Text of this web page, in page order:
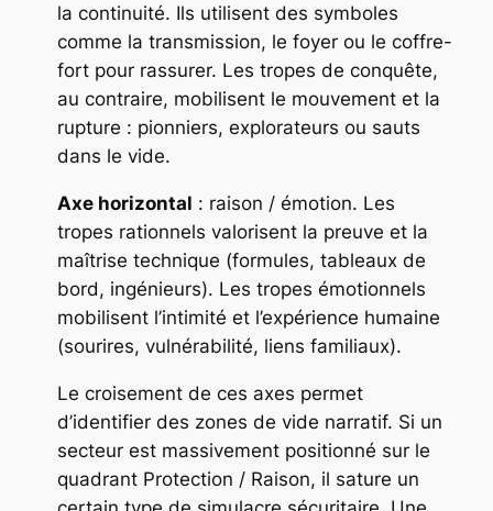
la continuité. Ils utilisent des symboles
comme la transmission, le foyer ou le coffre-
fort pour rassurer. Les tropes de conquête,
au contraire, mobilisent le mouvement et la
rupture : pionniers, explorateurs ou sauts
dans le vide.
Axe horizontal : raison / émotion. Les
tropes rationnels valorisent la preuve et la
maîtrise technique (formules, tableaux de
bord, ingénieurs). Les tropes émotionnels
mobilisent l’intimité et l’expérience humaine
(sourires, vulnérabilité, liens familiaux).
Le croisement de ces axes permet
d’identifier des zones de vide narratif. Si un
secteur est massivement positionné sur le
quadrant Protection / Raison, il sature un